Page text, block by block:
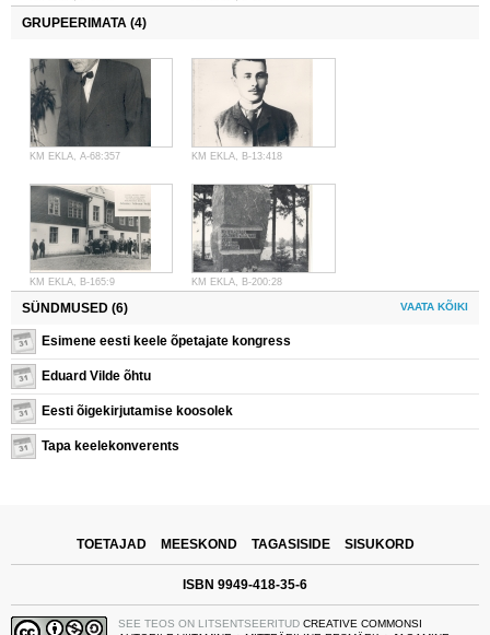
GRUPEERIMATA (4)
KM EKLA, A-68:357 KM EKLA, B-13:418
KM EKLA, B-165:9 KM EKLA, B-200:28
SÜNDMUSED (6) VAATA KÕIKI
Esimene eesti keele õpetajate kongress
Eduard Vilde õhtu
Eesti õigekirjutamise koosolek
Tapa keelekonverents
TOETAJAD MEESKOND TAGASISIDE SISUKORD
ISBN 9949-418-35-6
SEE TEOS ON LITSENTSEERITUD CREATIVE COMMONSI